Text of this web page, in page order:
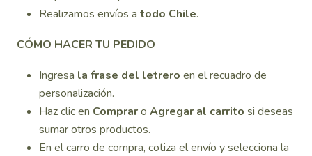
Realizamos envíos a todo Chile.
CÓMO HACER TU PEDIDO
Ingresa la frase del letrero en el recuadro de
personalización.
Haz clic en Compraro Agregar al carrito si deseas
sumar otros productos.
En el carro de compra, cotiza el envío y selecciona la